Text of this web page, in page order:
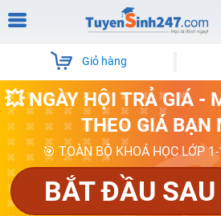
Giỏ hàng
💥 NGÀY HỘI TRẢ GIÁ -
THEO GIÁ BẠN
🎯 TOÀN BỘ KHOÁ HỌC LỚP
BẮT ĐẦU